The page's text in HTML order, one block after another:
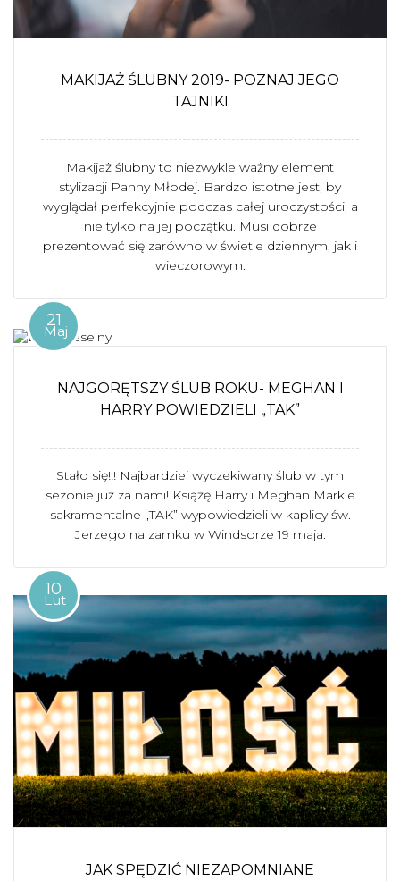
MAKIJAŻ ŚLUBNY 2019- POZNAJ JEGO
TAJNIKI
Makijaż ślubny to niezwykle ważny element
stylizacji Panny Młodej. Bardzo istotne jest, by
wyglądał perfekcyjnie podczas całej uroczystości, a
nie tylko na jej początku. Musi dobrze
prezentować się zarówno w świetle dziennym, jak i
wieczorowym.
21
Maj
NAJGORĘTSZY ŚLUB ROKU- MEGHAN I
HARRY POWIEDZIELI „TAK”
Stało się!!! Najbardziej wyczekiwany ślub w tym
sezonie już za nami! Książę Harry i Meghan Markle
sakramentalne „TAK” wypowiedzieli w kaplicy św.
Jerzego na zamku w Windsorze 19 maja.
10
Lut
JAK SPĘDZIĆ NIEZAPOMNIANE